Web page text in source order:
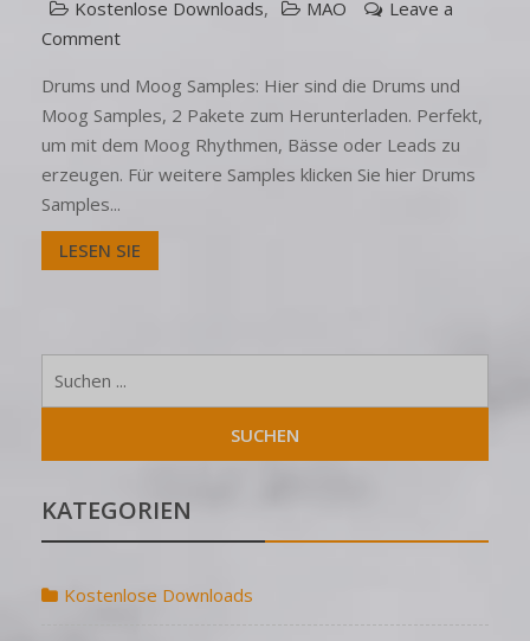
Kostenlose Downloads, MAO
Leave a
Comment
Drums und Moog Samples: Hier sind die Drums und
Moog Samples, 2 Pakete zum Herunterladen. Perfekt,
um mit dem Moog Rhythmen, Bässe oder Leads zu
erzeugen. Für weitere Samples klicken Sie hier Drums
Samples...
LESEN SIE
KATEGORIEN
Kostenlose Downloads